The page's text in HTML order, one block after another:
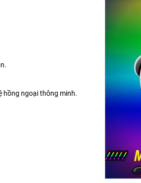
hồng ngoại thông minh.